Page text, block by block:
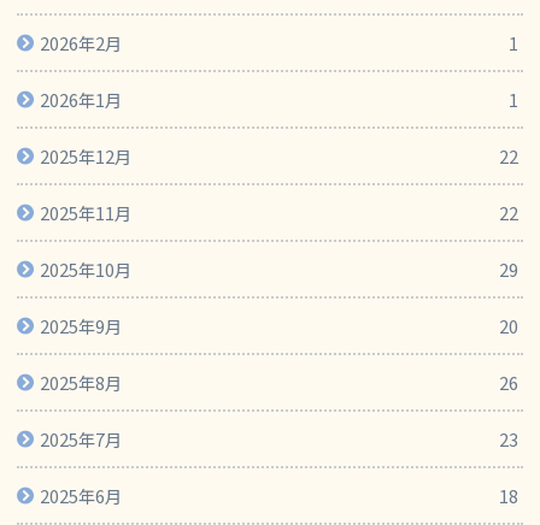
2026年2月 1
2026年1月 1
2025年12月 22
2025年11月 22
2025年10月 29
2025年9月 20
2025年8月 26
2025年7月 23
2025年6月 18